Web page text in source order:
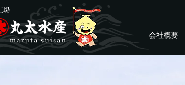
会社概要